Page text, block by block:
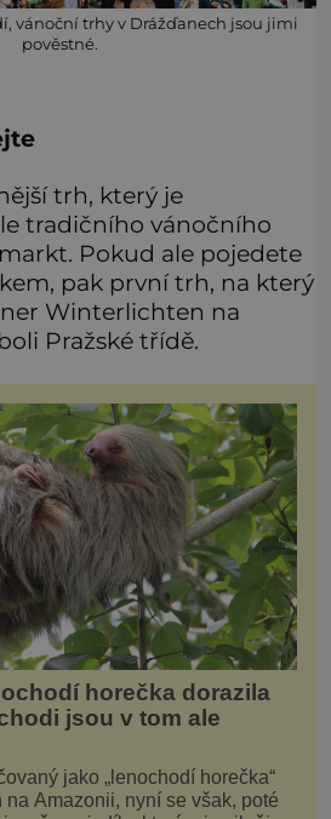
vánoční trhy v Drážďanech jsou jimi
pověstné.
trh, který je
tradičního vánočního
Pokud ale pojedete
pak první trh, na který
Winterlichten na
Pražské třídě.
horečka dorazila
jsou v tom ale
jako „lenochodí horečka“
na Amazonii, nyní se však, poté